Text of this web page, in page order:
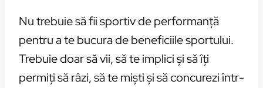
Nu trebuie să fii sportiv de performanță
pentru a te bucura de beneficiile sportului.
Trebuie doar să vii, să te implici și să îți
permiți să râzi, să te miști și să concurezi într-